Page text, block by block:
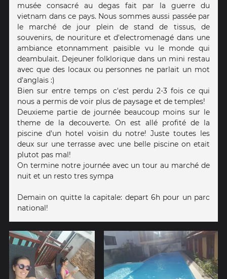
musée consacré au degas fait par la guerre du
vietnam dans ce pays. Nous sommes aussi passée par
le marché de jour plein de stand de tissus, de
souvenirs, de nouriture et d'electromenagé dans une
ambiance etonnamment paisible vu le monde qui
deambulait. Dejeuner folklorique dans un mini restau
avec que des locaux ou personnes ne parlait un mot
d'anglais :)
Bien sur entre temps on c'est perdu 2-3 fois ce qui
nous a permis de voir plus de paysage et de temples!
Deuxieme partie de journée beaucoup moins sur le
theme de la decouverte. On est allé profité de la
piscine d'un hotel voisin du notre! Juste toutes les
deux sur une terrasse avec une belle piscine on etait
plutot pas mal!
On termine notre journée avec un tour au marché de
nuit et un resto tres sympa
Demain on quitte la capitale: depart 6h pour un parc
national!